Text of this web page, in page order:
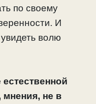
по своему
И
волю
мнения, не в